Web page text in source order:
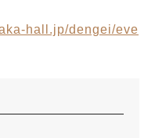
hall.jp/dengei/eve